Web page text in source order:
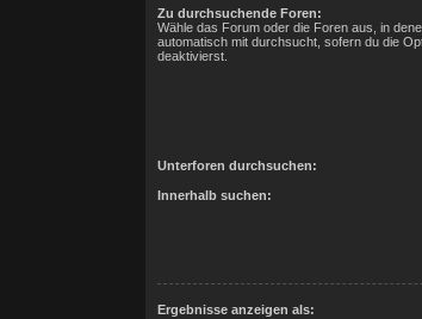
Zu durchsuchende Foren:
Wähle das Forum oder die Foren aus, in
automatisch mit durchsucht, sofern du die
deaktivierst.
Unterforen durchsuchen:
Innerhalb suchen:
Ergebnisse anzeigen als: